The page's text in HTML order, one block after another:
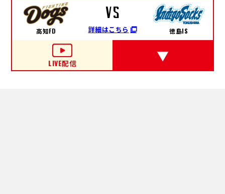
高知FD
VS
詳細はこちら 徳島IS
LIVE配信